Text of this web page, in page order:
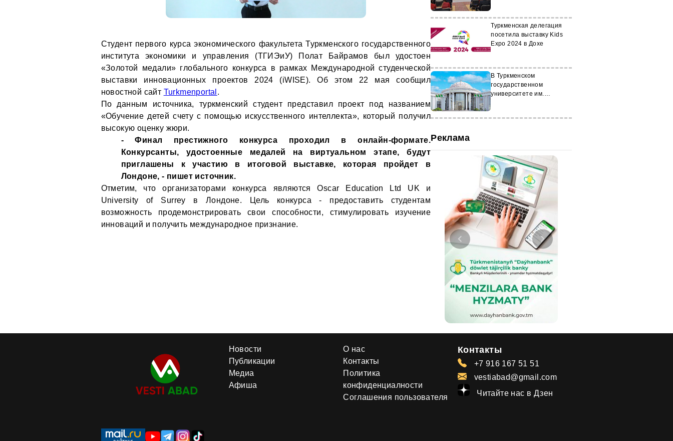
Студент первого курса экономического факультета Туркменского государственного
института экономики и управления (ТГИЭиУ) Полат Байрамов был удостоен
«Золотой медали» глобального конкурса в рамках Международной студенческой
выставки инновационных проектов 2024 (iWISE). Об этом 22 мая сообщил
новостной сайт Turkmenportal .
По данным источника, туркменский студент представил проект под названием
«Обучение детей счету с помощью искусственного интеллекта», который получил
высокую оценку жюри.
- Финал престижного конкурса проходил в онлайн-формате.
Конкурсанты, удостоенные медалей на виртуальном этапе, будут
приглашены к участию в итоговой выставке, которая пройдет в
Лондоне, - пишет источник.
Отметим, что организаторами конкурса являются Oscar Education Ltd UK и
University of Surrey в Лондоне. Цель конкурса - предоставить студентам
возможность продемонстрировать свои способности, стимулировать изучение
инноваций и получить международное признание.
Туркменская делегация
посетила выставку Kids
Expo 2024 в Дохе
В Туркменском
государственном
университете им.
конференция
Реклама
Новости
Публикации
Медиа
Афиша
О нас
Контакты
Политика
конфиденциалности
Соглашения пользователя
Контакты
+7 916 167 51 51
vestiabad@gmail.com
Читайте нас в Дзен